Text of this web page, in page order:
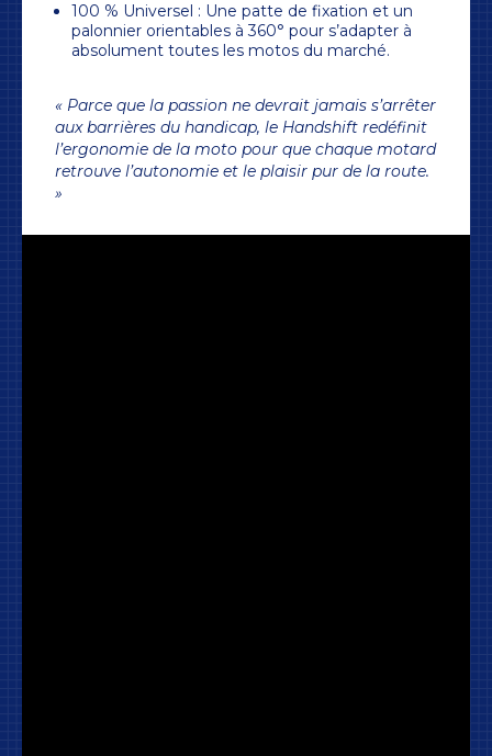
100 % Universel : Une patte de fixation et un
palonnier orientables à 360° pour s’adapter à
absolument toutes les motos du marché.
« Parce que la passion ne devrait jamais s’arrêter
aux barrières du handicap, le Handshift redéfinit
l’ergonomie de la moto pour que chaque motard
retrouve l’autonomie et le plaisir pur de la route.
»